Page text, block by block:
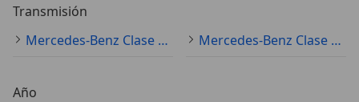
Transmisión
Mercedes-Benz Clase C (todo) automático
Mercedes-Benz Clase C (todo) manual
Año